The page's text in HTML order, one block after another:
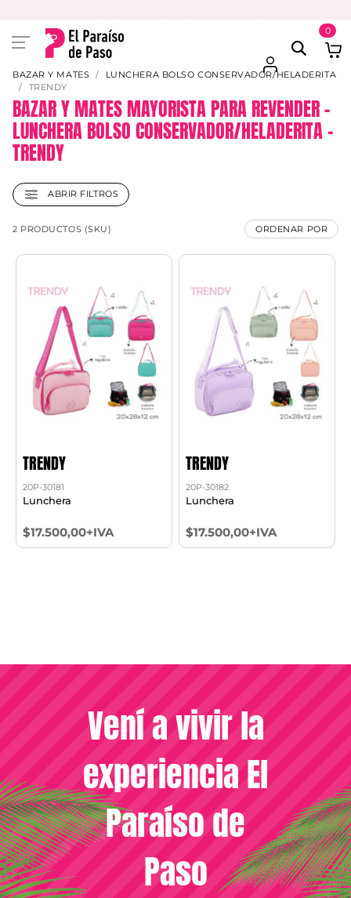
0
BAZAR Y MATES
LUNCHERA BOLSO CONSERVADOR/HELADERITA
TRENDY
BAZAR Y MATES MAYORISTA PARA REVENDER –
LUNCHERA BOLSO CONSERVADOR/HELADERITA –
TRENDY
ABRIR FILTROS
2 PRODUCTOS (SKU) ORDENAR POR
TRENDY
20P-30181
Lunchera
$17.500,00+IVA
TRENDY
20P-30182
Lunchera
$17.500,00+IVA
Vení a vivir la
experiencia El
Paraíso de
Paso